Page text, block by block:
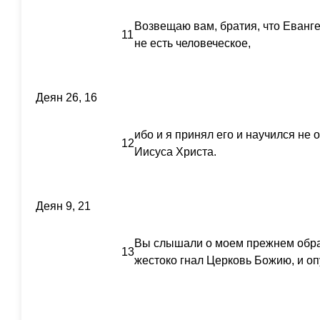
11
Возвещаю вам, братия, что
не есть человеческое,
Деян 26, 16
12
ибо и я принял его и научился не
Иисуса Христа.
Деян 9, 21
13
Вы слышали о моем прежнем
жестоко гнал Церковь Божию, и